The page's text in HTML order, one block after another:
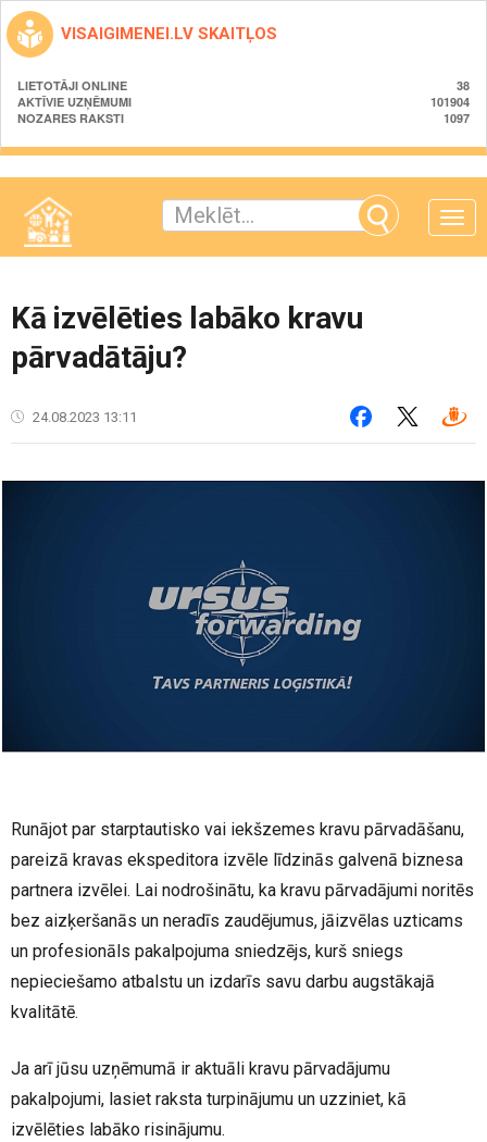
VISAIGIMENEI.LV SKAITĻOS
LIETOTĀJI ONLINE
38
AKTĪVIE UZŅĒMUMI
101904
NOZARES RAKSTI
1097
Toggle
Kā izvēlēties labāko kravu
pārvadātāju?
24.08.2023 13:11
Runājot par starptautisko vai iekšzemes kravu pārvadāšanu,
pareizā kravas ekspeditora izvēle līdzinās galvenā biznesa
partnera izvēlei. Lai nodrošinātu, ka kravu pārvadājumi noritēs
bez aizķeršanās un neradīs zaudējumus, jāizvēlas uzticams
un profesionāls pakalpojuma sniedzējs, kurš sniegs
nepieciešamo atbalstu un izdarīs savu darbu augstākajā
kvalitātē.
Ja arī jūsu uzņēmumā ir aktuāli kravu pārvadājumu
pakalpojumi, lasiet raksta turpinājumu un uzziniet, kā
izvēlēties labāko risinājumu.